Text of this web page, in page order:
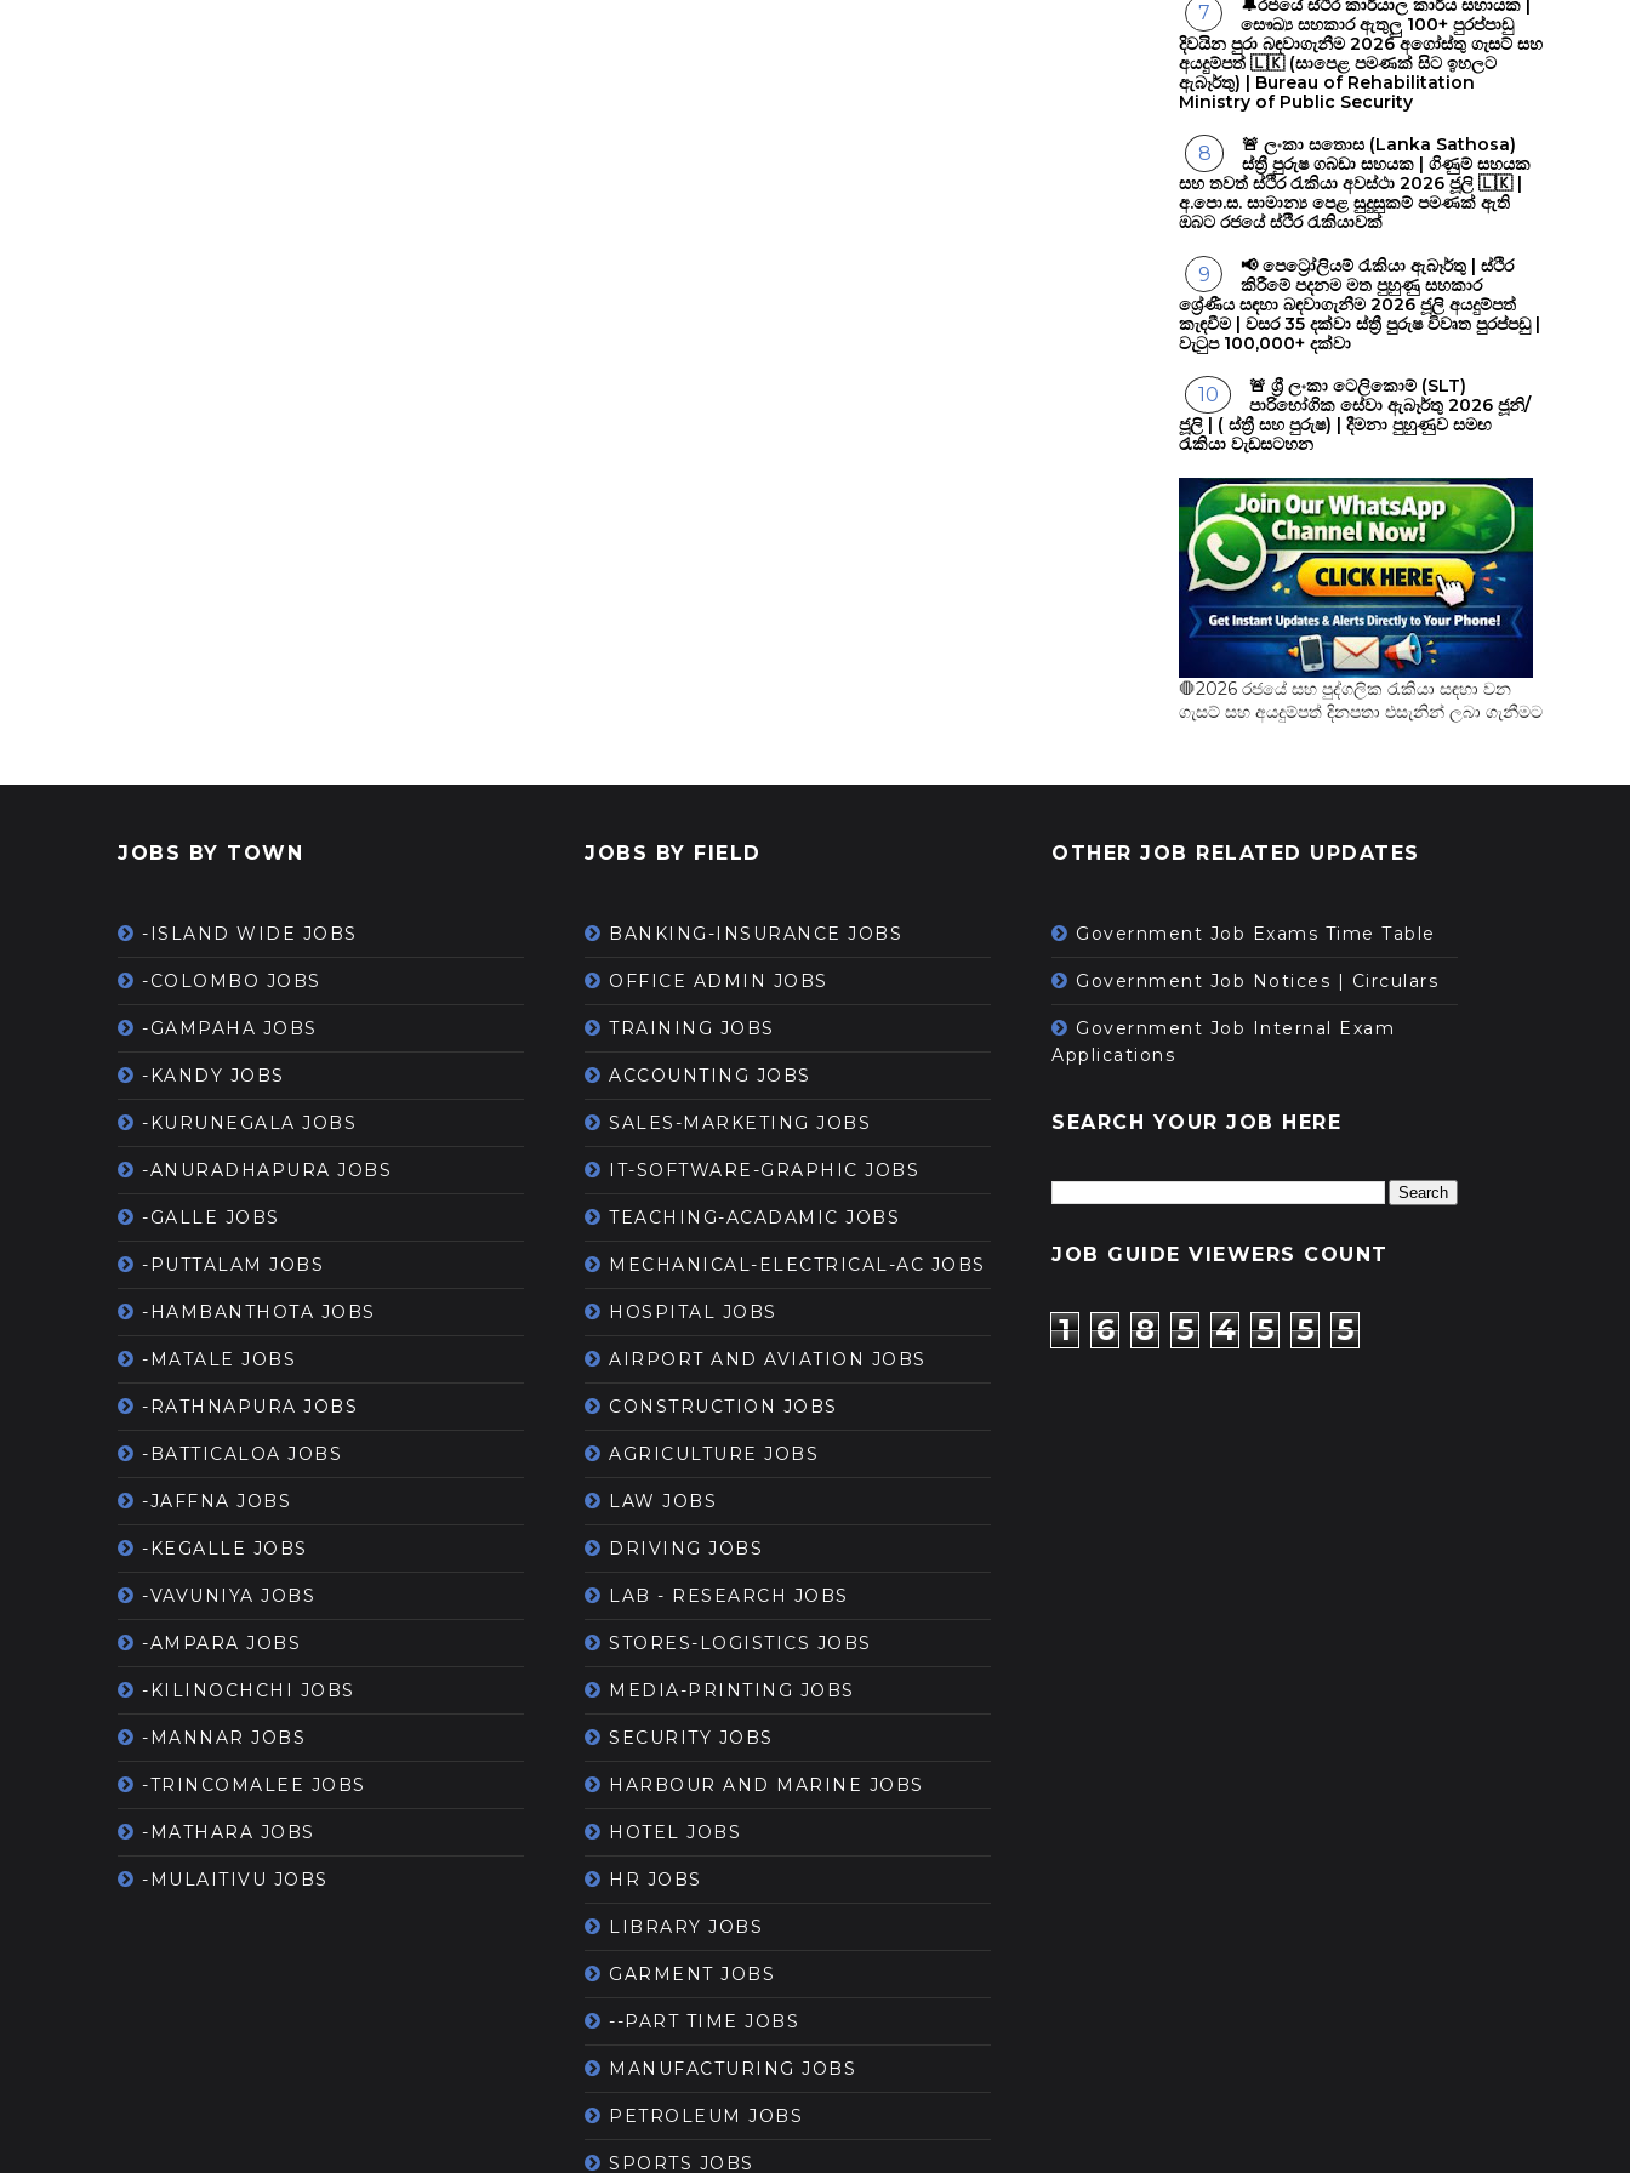
සෞඛ්‍ය සහකාර ඇතුලු 100+ පුරප්පාඩු
දිවයින පුරා බඳවාගැනීම 2026 අගෝස්තු ගැසට් සහ
අයදුම්පත් 🇱🇰 (සාපෙළ පමණක් සිට ඉහලට
ඇබෑර්තු) | Bureau of Rehabilitation
Ministry of Public Security
🚨 ලංකා සතොස (Lanka Sathosa)
ස්ත්‍රී පුරුෂ ගබඩා සහයක | ගිණුම් සහයක
සහ තවත් ස්ථිර රැකියා අවස්ථා 2026 ජූලි 🇱🇰 |
අ.පො.ස. සාමාන්‍ය පෙළ සුදුසුකම් පමණක් ඇති
ඔබට රජයේ ස්ථිර රැකියාවක්
📢 පෙට්‍රෝලියම් රැකියා ඇබෑර්තු | ස්ථිර
කිරීමේ පදනම මත පුහුණු සහකාර
ශ්‍රේණීය සඳහා බඳවාගැනීම 2026 ජූලි අයදුම්පත්
කැඳවීම | වසර 35 දක්වා ස්ත්‍රී පුරුෂ විවෘත පුරප්පඩු |
වැටුප 100,000+ දක්වා
🚨 ශ්‍රී ලංකා ටෙලිකොම් (SLT)
පාරිභෝගික සේවා ඇබෑර්තු 2026 ජූනි/
ජූලි | ( ස්ත්‍රී සහ පුරුෂ) | දීමනා පුහුණුව සමඟ
රැකියා වැඩසටහන
🛑2026 රජයේ සහ පුද්ගලික රැකියා සඳහා වන
ගැසට් සහ අයදුම්පත් දිනපතා එසැනින් ලබා ගැනීමට
JOBS BY TOWN
-ISLAND WIDE JOBS
-COLOMBO JOBS
-GAMPAHA JOBS
-KANDY JOBS
-KURUNEGALA JOBS
-ANURADHAPURA JOBS
-GALLE JOBS
-PUTTALAM JOBS
-HAMBANTHOTA JOBS
-MATALE JOBS
-RATHNAPURA JOBS
-BATTICALOA JOBS
-JAFFNA JOBS
-KEGALLE JOBS
-VAVUNIYA JOBS
-AMPARA JOBS
-KILINOCHCHI JOBS
-MANNAR JOBS
-TRINCOMALEE JOBS
-MATHARA JOBS
-MULAITIVU JOBS
JOBS BY FIELD
BANKING-INSURANCE JOBS
OFFICE ADMIN JOBS
TRAINING JOBS
ACCOUNTING JOBS
SALES-MARKETING JOBS
IT-SOFTWARE-GRAPHIC JOBS
TEACHING-ACADAMIC JOBS
MECHANICAL-ELECTRICAL-AC JOBS
HOSPITAL JOBS
AIRPORT AND AVIATION JOBS
CONSTRUCTION JOBS
AGRICULTURE JOBS
LAW JOBS
DRIVING JOBS
LAB - RESEARCH JOBS
STORES-LOGISTICS JOBS
MEDIA-PRINTING JOBS
SECURITY JOBS
HARBOUR AND MARINE JOBS
HOTEL JOBS
HR JOBS
LIBRARY JOBS
GARMENT JOBS
--PART TIME JOBS
MANUFACTURING JOBS
PETROLEUM JOBS
SPORTS JOBS
OTHER JOB RELATED UPDATES
Government Job Exams Time Table
Government Job Notices | Circulars
Government Job Internal Exam
Applications
SEARCH YOUR JOB HERE
JOB GUIDE VIEWERS COUNT
1 6 8 5 4 5 5 5